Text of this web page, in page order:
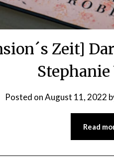
Zeit]
Posted onAugust 11, 2022
Read